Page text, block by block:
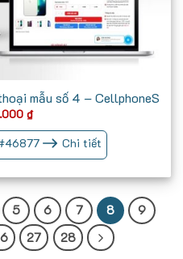
mẫu số 4 – CellphoneS
₫
46877 Chi tiết
5 6 7 8
9
27 28